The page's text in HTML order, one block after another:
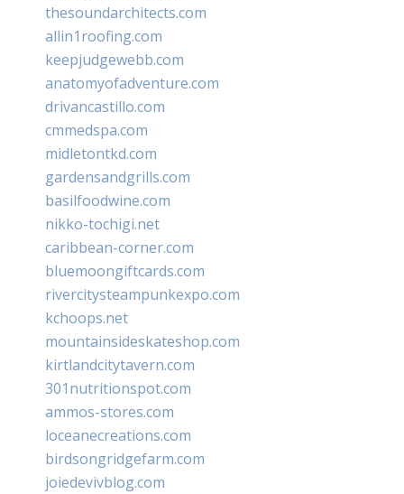
thesoundarchitects.com
allin1roofing.com
keepjudgewebb.com
anatomyofadventure.com
drivancastillo.com
cmmedspa.com
midletontkd.com
gardensandgrills.com
basilfoodwine.com
nikko-tochigi.net
caribbean-corner.com
bluemoongiftcards.com
rivercitysteampunkexpo.com
kchoops.net
mountainsideskateshop.com
kirtlandcitytavern.com
301nutritionspot.com
ammos-stores.com
loceanecreations.com
birdsongridgefarm.com
joiedevivblog.com